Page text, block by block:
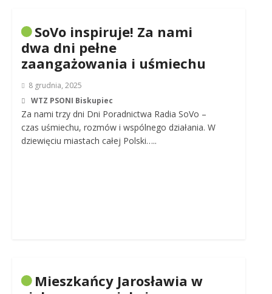
SoVo inspiruje! Za nami
dwa dni pełne
zaangażowania i uśmiechu
8 grudnia, 2025
WTZ PSONI Biskupiec
Za nami trzy dni Dni Poradnictwa Radia SoVo –
czas uśmiechu, rozmów i wspólnego działania. W
dziewięciu miastach całej Polski…..
Mieszkańcy Jarosławia w